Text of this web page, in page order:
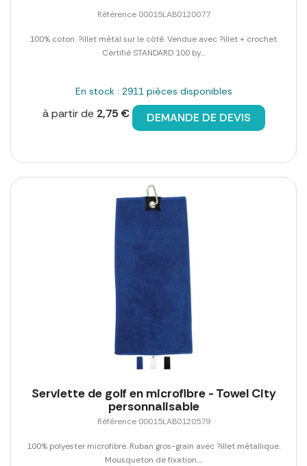
Référence 00015LAB0120077
100% coton. ?illet métal sur le côté. Vendue avec ?illet + crochet.
Certifié STANDARD 100 by...
En stock : 2911 pièces disponibles
à partir de 2,75 € DEMANDE DE DEVIS
Serviette de golf en microfibre - Towel City
personnalisable
Référence 00015LAB0120579
100% polyester microfibre. Ruban gros-grain avec ?illet métallique.
Mousqueton de fixation....